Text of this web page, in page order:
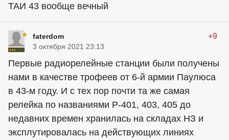
ТАИ 43 вообще вечный
faterdom +9
3 октября 2021 23:13
Первые радиорелейные станции были получены
нами в качестве трофеев от 6-й армии Паулюса
в 43-м году. И с тех пор почти та же самая
релейка по названиями Р-401, 403, 405 до
недавних времен хранилась на складах НЗ и
эксплутировалась на действующих линиях